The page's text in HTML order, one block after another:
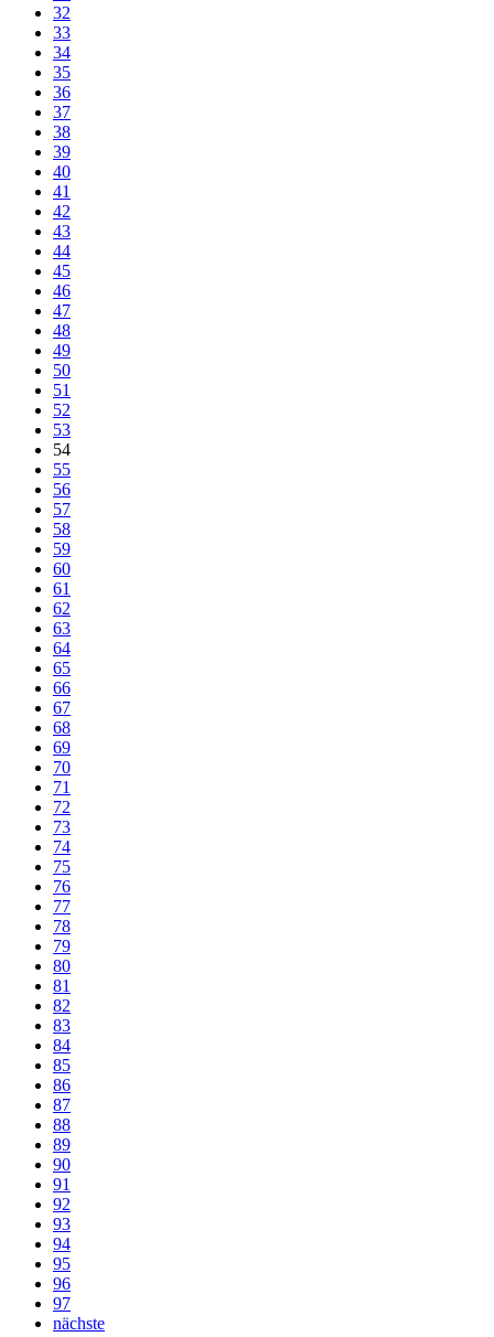
32
33
34
35
36
37
38
39
40
41
42
43
44
45
46
47
48
49
50
51
52
53
54
55
56
57
58
59
60
61
62
63
64
65
66
67
68
69
70
71
72
73
74
75
76
77
78
79
80
81
82
83
84
85
86
87
88
89
90
91
92
93
94
95
96
97
nächste